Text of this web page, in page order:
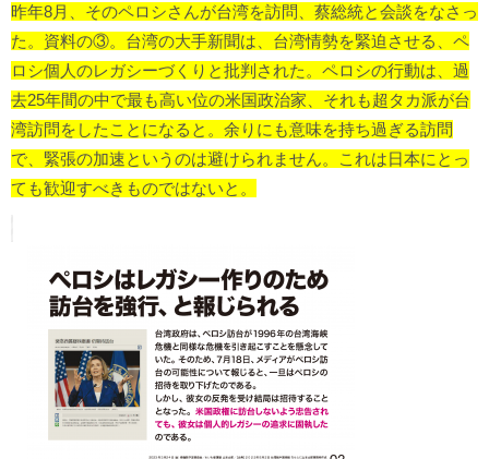
昨年8月、そのペロシさんが台湾を訪問、蔡総統と会談をなさっ
た。資料の③。台湾の大手新聞は、台湾情勢を緊迫させる、ペ
ロシ個人のレガシーづくりと批判された。ペロシの行動は、過
去25年間の中で最も高い位の米国政治家、それも超タカ派が台
湾訪問をしたことになると。余りにも意味を持ち過ぎる訪問
で、緊張の加速というのは避けられません。これは日本にとっ
ても歓迎すべきものではないと。